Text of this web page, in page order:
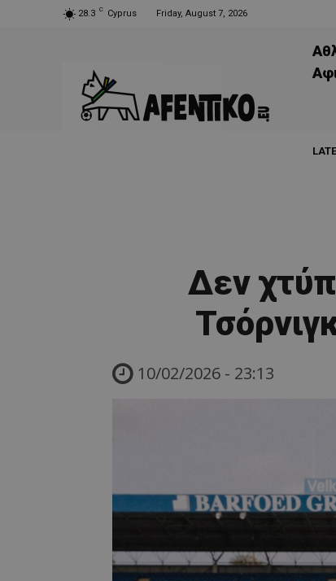
28.3 C Cyprus Friday, August 7, 2026
Δεν
10/02/2026 - 23:13